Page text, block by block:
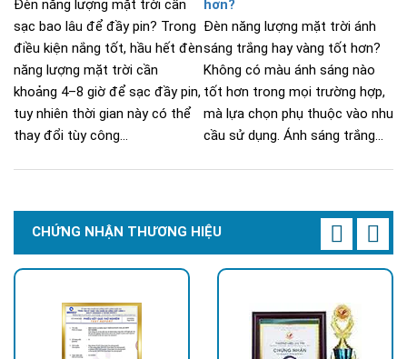
Đèn năng lượng mặt trời cần
sạc bao lâu để đầy pin? Trong
điều kiện nắng tốt, hầu hết đèn
năng lượng mặt trời cần
khoảng 4–8 giờ để sạc đầy pin,
tuy nhiên thời gian này có thể
thay đổi tùy công...
hơn?
Đèn năng lượng mặt trời ánh
sáng trắng hay vàng tốt hơn?
Không có màu ánh sáng nào
tốt hơn trong mọi trường hợp,
mà lựa chọn phụ thuộc vào nhu
cầu sử dụng. Ánh sáng trắng...
CHỨNG NHẬN THƯƠNG HIỆU